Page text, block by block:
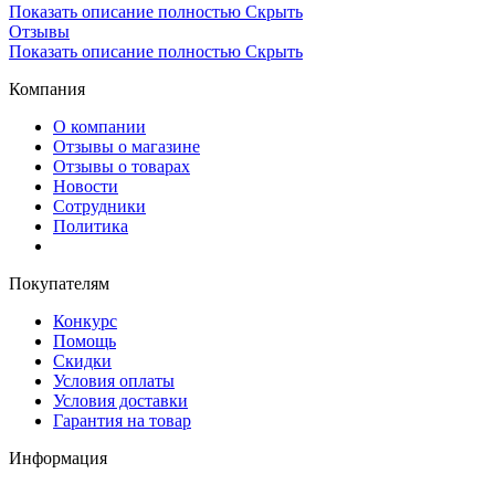
Показать описание полностью Скрыть
Отзывы
Показать описание полностью Скрыть
Компания
О компании
Отзывы о магазине
Отзывы о товарах
Новости
Сотрудники
Политика
Покупателям
Конкурс
Помощь
Скидки
Условия оплаты
Условия доставки
Гарантия на товар
Информация